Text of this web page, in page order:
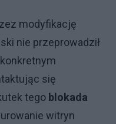
modyfikację
nie przeprowadził
się
tego blokada
witryn